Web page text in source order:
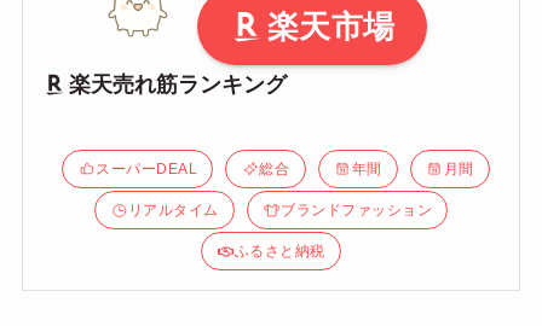
楽天市場
楽天売れ筋ランキング
スーパーDEAL 総合 年間 月間
リアルタイム ブランドファッション
ふるさと納税